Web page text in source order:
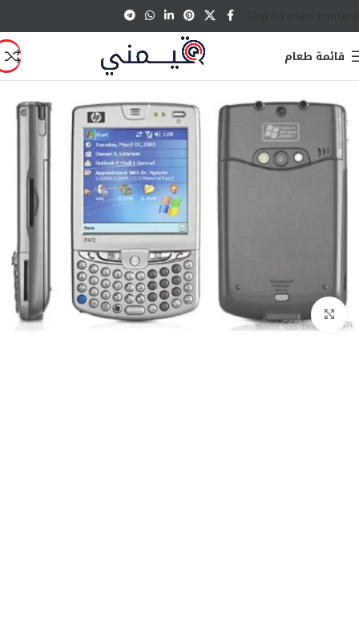
قائمة طعام
انقر للتكبير